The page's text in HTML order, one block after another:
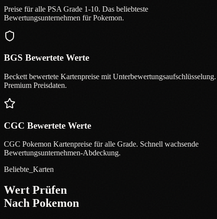
Preise für alle PSA Grade 1-10. Das beliebteste
Bewertungsunternehmen für Pokemon.
BGS Bewertete Werte
Beckett bewertete Kartenpreise mit Unterbewertungsaufschlüsselung.
Premium Preisdaten.
CGC Bewertete Werte
CGC Pokemon Kartenpreise für alle Grade. Schnell wachsende
Bewertungsunternehmen-Abdeckung.
Beliebte_Karten
Wert Prüfen
Nach Pokemon